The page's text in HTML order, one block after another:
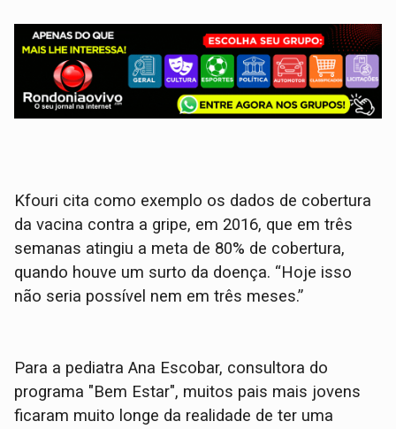
Kfouri cita como exemplo os dados de cobertura
da vacina contra a gripe, em 2016, que em três
semanas atingiu a meta de 80% de cobertura,
quando houve um surto da doença. “Hoje isso
não seria possível nem em três meses.”
Para a pediatra Ana Escobar, consultora do
programa "Bem Estar", muitos pais mais jovens
ficaram muito longe da realidade de ter uma